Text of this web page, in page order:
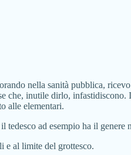
nella sanità pubblica,
che, inutile dirlo,
alle elementari.
ad esempio ha il
e al limite del grottesco.